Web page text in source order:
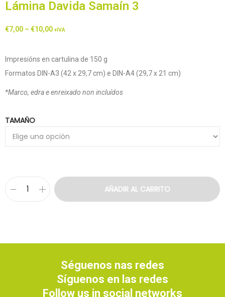
Lámina Davida Samaín 3
€7,00 – €10,00 +IVA
Impresións en cartulina de 150 g
Formatos DIN-A3 (42 x 29,7 cm) e DIN-A4 (29,7 x 21 cm)
*Marco, edra e enreixado non incluídos
TAMAÑO
AÑADIR AL CARRITO
Séguenos nas redes
Síguenos en las redes
Follow us in social networks